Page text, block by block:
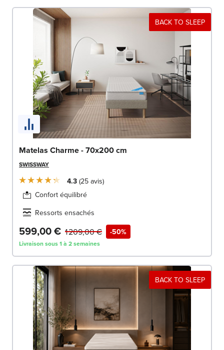
BACK TO SLEEP
Matelas Charme - 70x200 cm
SWISSWAY
4.3 25 avis
Confort équilibré
Ressorts ensachés
599,00 € -50%
1 209,00 €
Livraison sous 1 à 2 semaines
BACK TO SLEEP